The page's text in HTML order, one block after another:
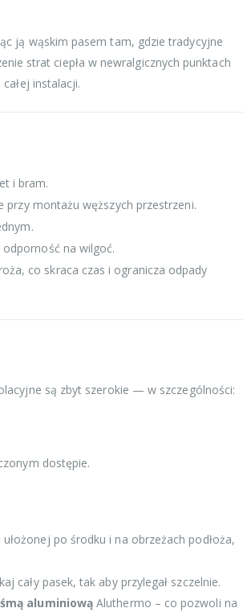
ją wąskim pasem tam, gdzie tradycyjne
strat ciepła w newralgicznych punktach
instalacji.
i bram.
montażu węższych przestrzeni.
na wilgoć.
co skraca czas i ogranicza odpady
są zbyt szerokie — w szczególności:
dostępie.
po środku i na obrzeżach podłoża,
cały pasek, tak aby przylegał szczelnie.
aluminiową Aluthermo – co pozwoli na